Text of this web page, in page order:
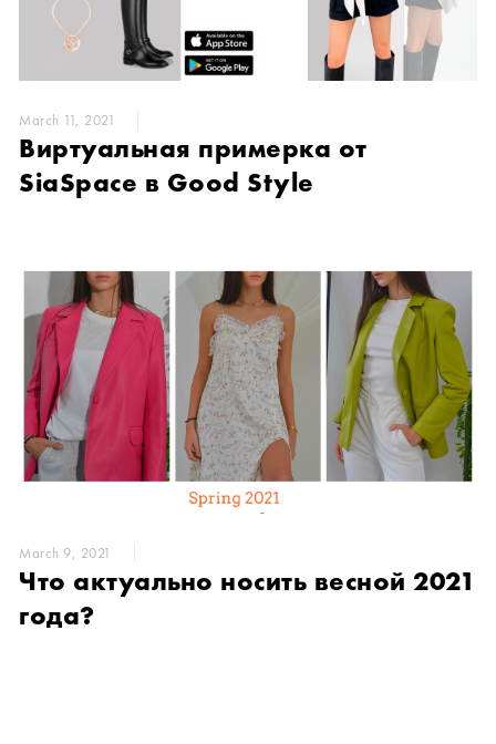
March 11, 2021
Виртуальная примерка от
SiaSpace в Good Style
March 9, 2021
Что актуально носить весной 2021
года?